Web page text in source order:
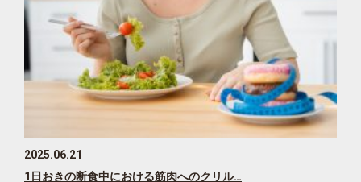
2025.06.21
1日おきの断食中における筋肉へのクリル…